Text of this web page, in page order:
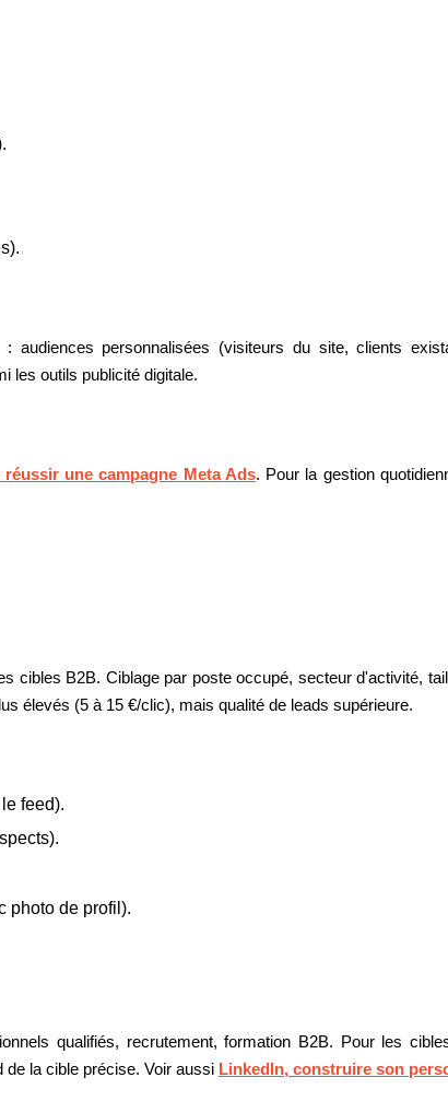
personnalisées (visiteurs du site, clients
les outils publicité digitale.
réussir une campagne Meta Ads. Pour la gestion
cibles B2B. Ciblage par poste occupé, secteur d'activité,
élevés (5 à 15 €/clic), mais qualité de leads supérieure.
feed).
photo de profil).
qualifiés, recrutement, formation B2B. Pour les
de la cible précise. Voir aussi LinkedIn, construire son